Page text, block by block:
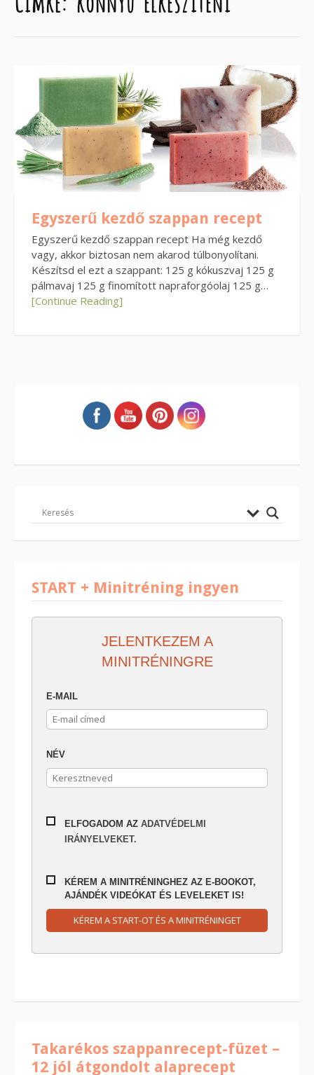
Egyszerű kezdő szappan recept
Egyszerű kezdő szappan recept Ha még kezdő
vagy, akkor biztosan nem akarod túlbonyolítani.
Készítsd el ezt a szappant: 125 g kókuszvaj 125 g
pálmavaj 125 g finomított napraforgóolaj 125 g…
[Continue Reading]
START + Minitréning ingyen
JELENTKEZEM A
MINITRÉNINGRE
E-MAIL
NÉV
ELFOGADOM AZ ADATVÉDELMI
IRÁNYELVEKET.
KÉREM A MINITRÉNINGHEZ AZ E-BOOKOT,
AJÁNDÉK VIDEÓKAT ÉS LEVELEKET IS!
KÉREM A START-OT ÉS A MINITRÉNINGET
Takarékos szappanrecept-füzet –
12 jól átgondolt alaprecept